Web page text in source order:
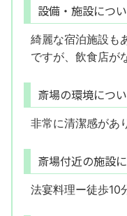
設備・施設につ
綺麗な宿泊施設も
ですが、飲食店が
斎場の環境につ
非常に清潔感があ
斎場付近の施設
法宴料理ー徒歩10